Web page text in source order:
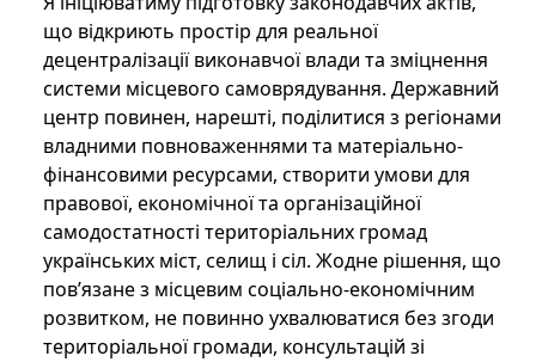
що відкриють простір для реальної
децентралізації виконавчої влади та зміцнення
системи місцевого самоврядування. Державний
центр повинен, нарешті, поділитися з регіонами
владними повноваженнями та матеріально-
фінансовими ресурсами, створити умови для
правової, економічної та організаційної
самодостатності територіальних громад
українських міст, селищ і сіл. Жодне рішення, що
пов’язане з місцевим соціально-економічним
розвитком, не повинно ухвалюватися без згоди
територіальної громади, консультацій зі